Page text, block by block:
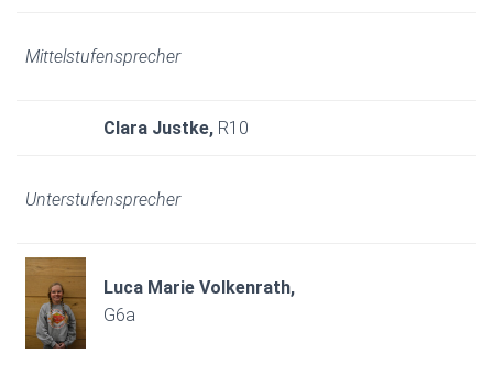
Mittelstufensprecher
Clara Justke, R10
Unterstufensprecher
Luca Marie Volkenrath,
G6a